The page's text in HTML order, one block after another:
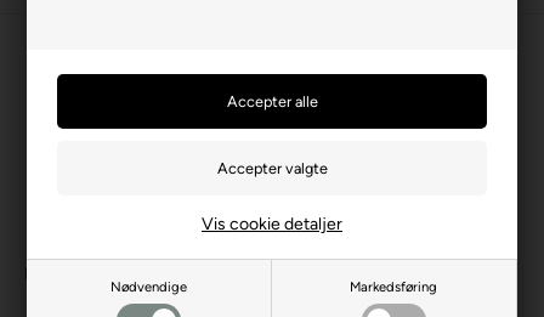
Nødvendige Markedsføring
Vis cookie detaljer
Monte Carlo 14 gram 500 (25
stk)
(25 stk)